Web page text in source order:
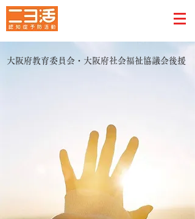
大阪府教育委員会・大阪府社会福祉協議会後援